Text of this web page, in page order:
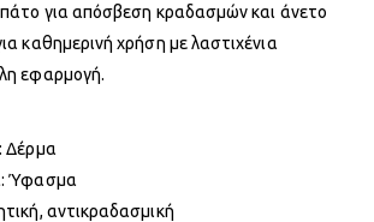
πάτο για απόσβεση κραδασμών και άνετο
καθημερινή χρήση με λαστιχένια
εφαρμογή.
Δέρμα
Ύφασμα
αντικραδασμική